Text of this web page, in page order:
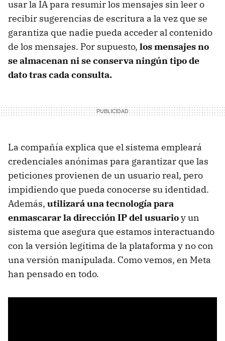
usar la IA para resumir los mensajes sin leer o
recibir sugerencias de escritura a la vez que se
garantiza que nadie pueda acceder al contenido
de los mensajes. Por supuesto, los mensajes no
se almacenan ni se conserva ningún tipo de
dato tras cada consulta.
La compañía explica que el sistema empleará
credenciales anónimas para garantizar que las
peticiones provienen de un usuario real, pero
impidiendo que pueda conocerse su identidad.
Además, utilizará una tecnología para
enmascarar la dirección IP del usuarioy un
sistema que asegura que estamos interactuando
con la versión legítima de la plataforma y no con
una versión manipulada. Como vemos, en Meta
han pensado en todo.